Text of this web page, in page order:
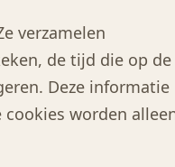
verzamelen
de tijd die op de
Deze informatie
worden